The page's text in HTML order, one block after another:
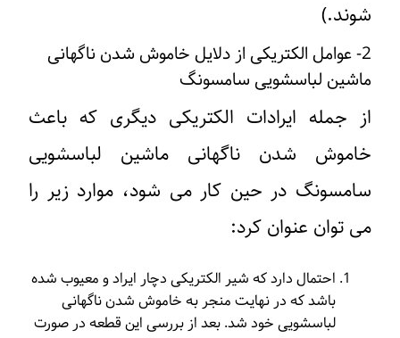
شوند.)
2- عوامل الکتریکی از دلایل خاموش شدن ناگهانی
ماشین لباسشویی سامسونگ
از جمله ایرادات الکتریکی دیگری که باعث
خاموش شدن ناگهانی ماشین لباسشویی
سامسونگ در حین کار می شود، موارد زیر را
می توان عنوان کرد:
احتمال دارد که شیر الکتریکی دچار ایراد و معیوب شده
باشد که در نهایت منجر به خاموش شدن ناگهانی
لباسشویی خود شد. بعد از بررسی این قطعه در صورت